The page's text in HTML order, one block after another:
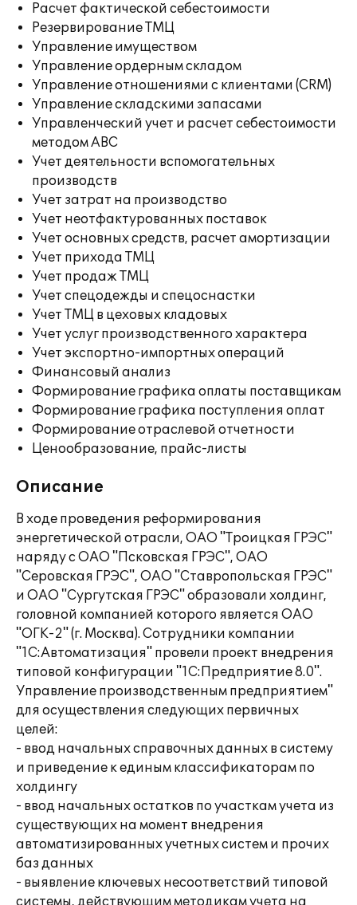
Расчет фактической себестоимости
Резервирование ТМЦ
Управление имуществом
Управление ордерным складом
Управление отношениями с клиентами (CRM)
Управление складскими запасами
Управленческий учет и расчет себестоимости
методом ABC
Учет деятельности вспомогательных
производств
Учет затрат на производство
Учет неотфактурованных поставок
Учет основных средств, расчет амортизации
Учет прихода ТМЦ
Учет продаж ТМЦ
Учет спецодежды и спецоснастки
Учет ТМЦ в цеховых кладовых
Учет услуг производственного характера
Учет экспортно-импортных операций
Финансовый анализ
Формирование графика оплаты поставщикам
Формирование графика поступления оплат
Формирование отраслевой отчетности
Ценообразование, прайс-листы
Описание
В ходе проведения реформирования
энергетической отрасли, ОАО "Троицкая ГРЭС"
наряду с ОАО "Псковская ГРЭС", ОАО
"Серовская ГРЭС", ОАО "Ставропольская ГРЭС"
и ОАО "Сургутская ГРЭС" образовали холдинг,
головной компанией которого является ОАО
"ОГК-2" (г. Москва). Сотрудники компании
"1С:Автоматизация" провели проект внедрения
типовой конфигурации "1С:Предприятие 8.0".
Управление производственным предприятием"
для осуществления следующих первичных
целей:
- ввод начальных справочных данных в систему
и приведение к единым классификаторам по
холдингу
- ввод начальных остатков по участкам учета из
существующих на момент внедрения
автоматизированных учетных систем и прочих
баз данных
- выявление ключевых несоответствий типовой
системы, действующим методикам учета на